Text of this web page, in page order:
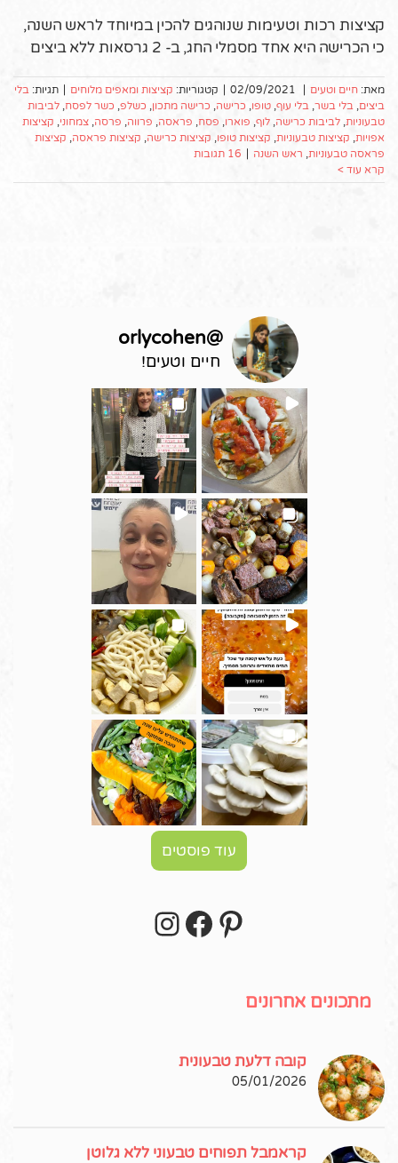
קציצות רכות וטעימות שנוהגים להכין במיוחד לראש השנה,
כי הכרישה היא אחד מסמלי החג, ב- 2 גרסאות ללא ביצים
מאת: חיים וטעים |
02/09/2021
| קטגוריות: קציצות ומאפים מלוחים | תגיות: בלי
ביצים בלי בשר בלי עוף טופו כרישה כרישה מתכון כשלפ כשר לפסח לביבות
טבעוניות לביבות כרישה לוף פוארו פסח פראסה פרווה פרסה צמחוני קציצות
אפויות קציצות טבעוניות קציצות טופו קציצות כרישה קציצות פראסה קציצות
פראסה טבעוניות ראש השנה | 16 תגובות
קרא עוד >
@
orlycohen
חיים וטעים!
עוד פוסטים
Pinterest
Facebook
מתכונים אחרונים
קובה דלעת טבעונית
05/01/2026
קראמבל תפוחים טבעוני ללא גלוטן